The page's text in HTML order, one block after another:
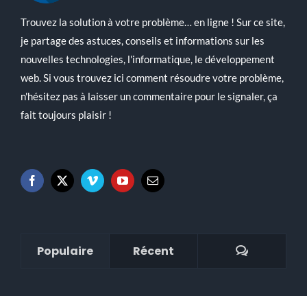
Trouvez la solution à votre problème… en ligne ! Sur ce site,
je partage des astuces, conseils et informations sur les
nouvelles technologies, l'informatique, le développement
web. Si vous trouvez ici comment résoudre votre problème,
n'hésitez pas à laisser un commentaire pour le signaler, ça
fait toujours plaisir !
Populaire Récent